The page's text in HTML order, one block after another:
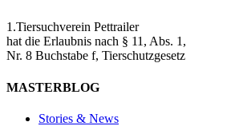
1.Tiersuchverein Pettrailer
hat die Erlaubnis nach § 11, Abs. 1,
Nr. 8 Buchstabe f, Tierschutzgesetz
MASTERBLOG
Stories & News